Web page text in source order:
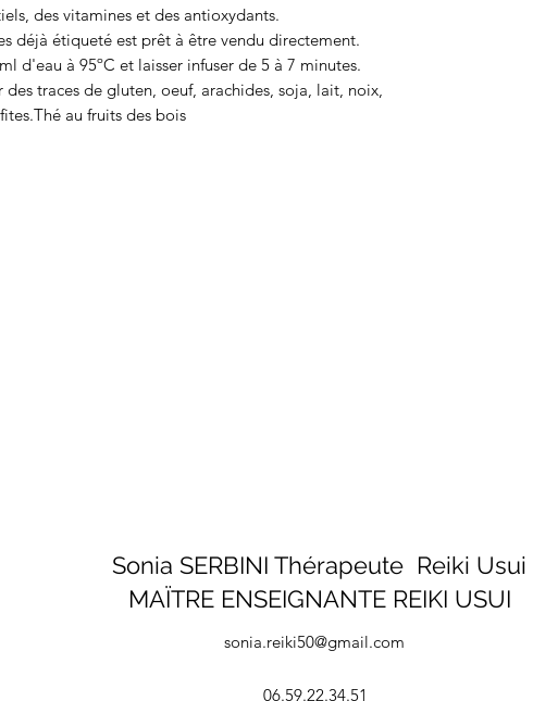
des vitamines et des antioxydants.
déjà étiqueté est prêt à être vendu directement.
d'eau à 95ºC et laisser infuser de 5 à 7 minutes.
traces de gluten, oeuf, arachides, soja, lait, noix,
au fruits des bois
Sonia SERBINI Thérapeute Reiki Usui
MAÏTRE ENSEIGNANTE REIKI USUI
sonia.reiki50@gmail.com
06.59.22.34.51